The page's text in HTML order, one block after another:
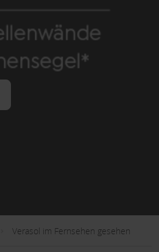
Verasol im Fernsehen gesehen